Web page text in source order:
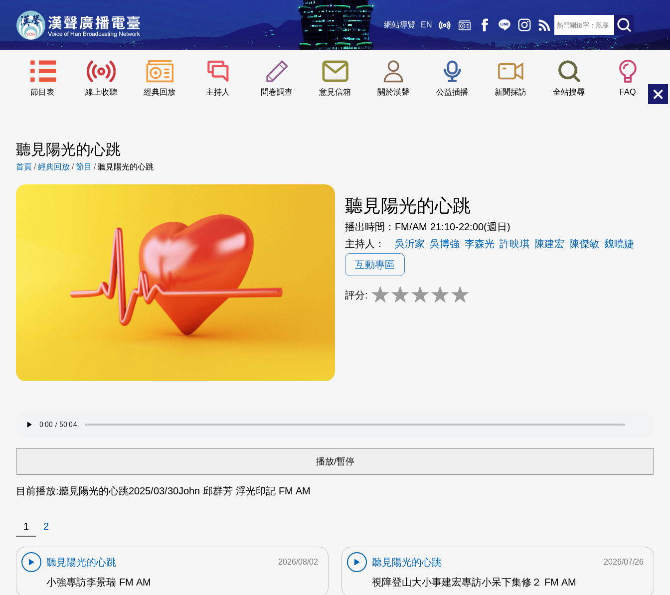
網站導覽 EN
節目表 線上收聽 經典回放 主持人 問卷調查 意見信箱 關於漢聲 公益插播 新聞採訪 全站搜尋 FAQ
::: 小 中
聽見陽光的心跳
首頁 /經典回放 /節目 /聽見陽光的心跳
聽見陽光的心跳
播出時間： FM/AM 21:10-22:00(週日)
主持人：
吳沂家 吳博強 李森光 許映琪 陳建宏 陳傑敏 魏曉婕
互動專區
評分: ★★★★★
目前播放:聽見陽光的心跳2025/03/30John 邱群芳 浮光印記 FM AM
1 2
聽見陽光的心跳
小強專訪李景瑞 FM AM
2026/08/02
聽見陽光的心跳
視障登山大小事建宏專訪小呆下集修２ FM AM
2026/07/26